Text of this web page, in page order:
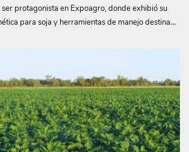
protagonista en Expoagro, donde exhibió su
para soja y herramientas de manejo destina...